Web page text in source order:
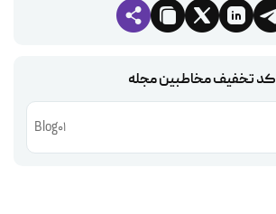
کد تخفیف مخاطبین مجله
Blog01